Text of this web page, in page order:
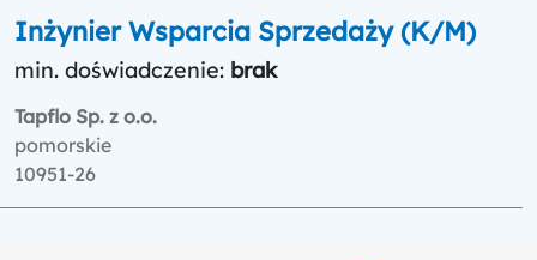
Inżynier Wsparcia Sprzedaży (K/M)
min. doświadczenie: brak
Tapflo Sp. z o.o.
pomorskie
10951-26